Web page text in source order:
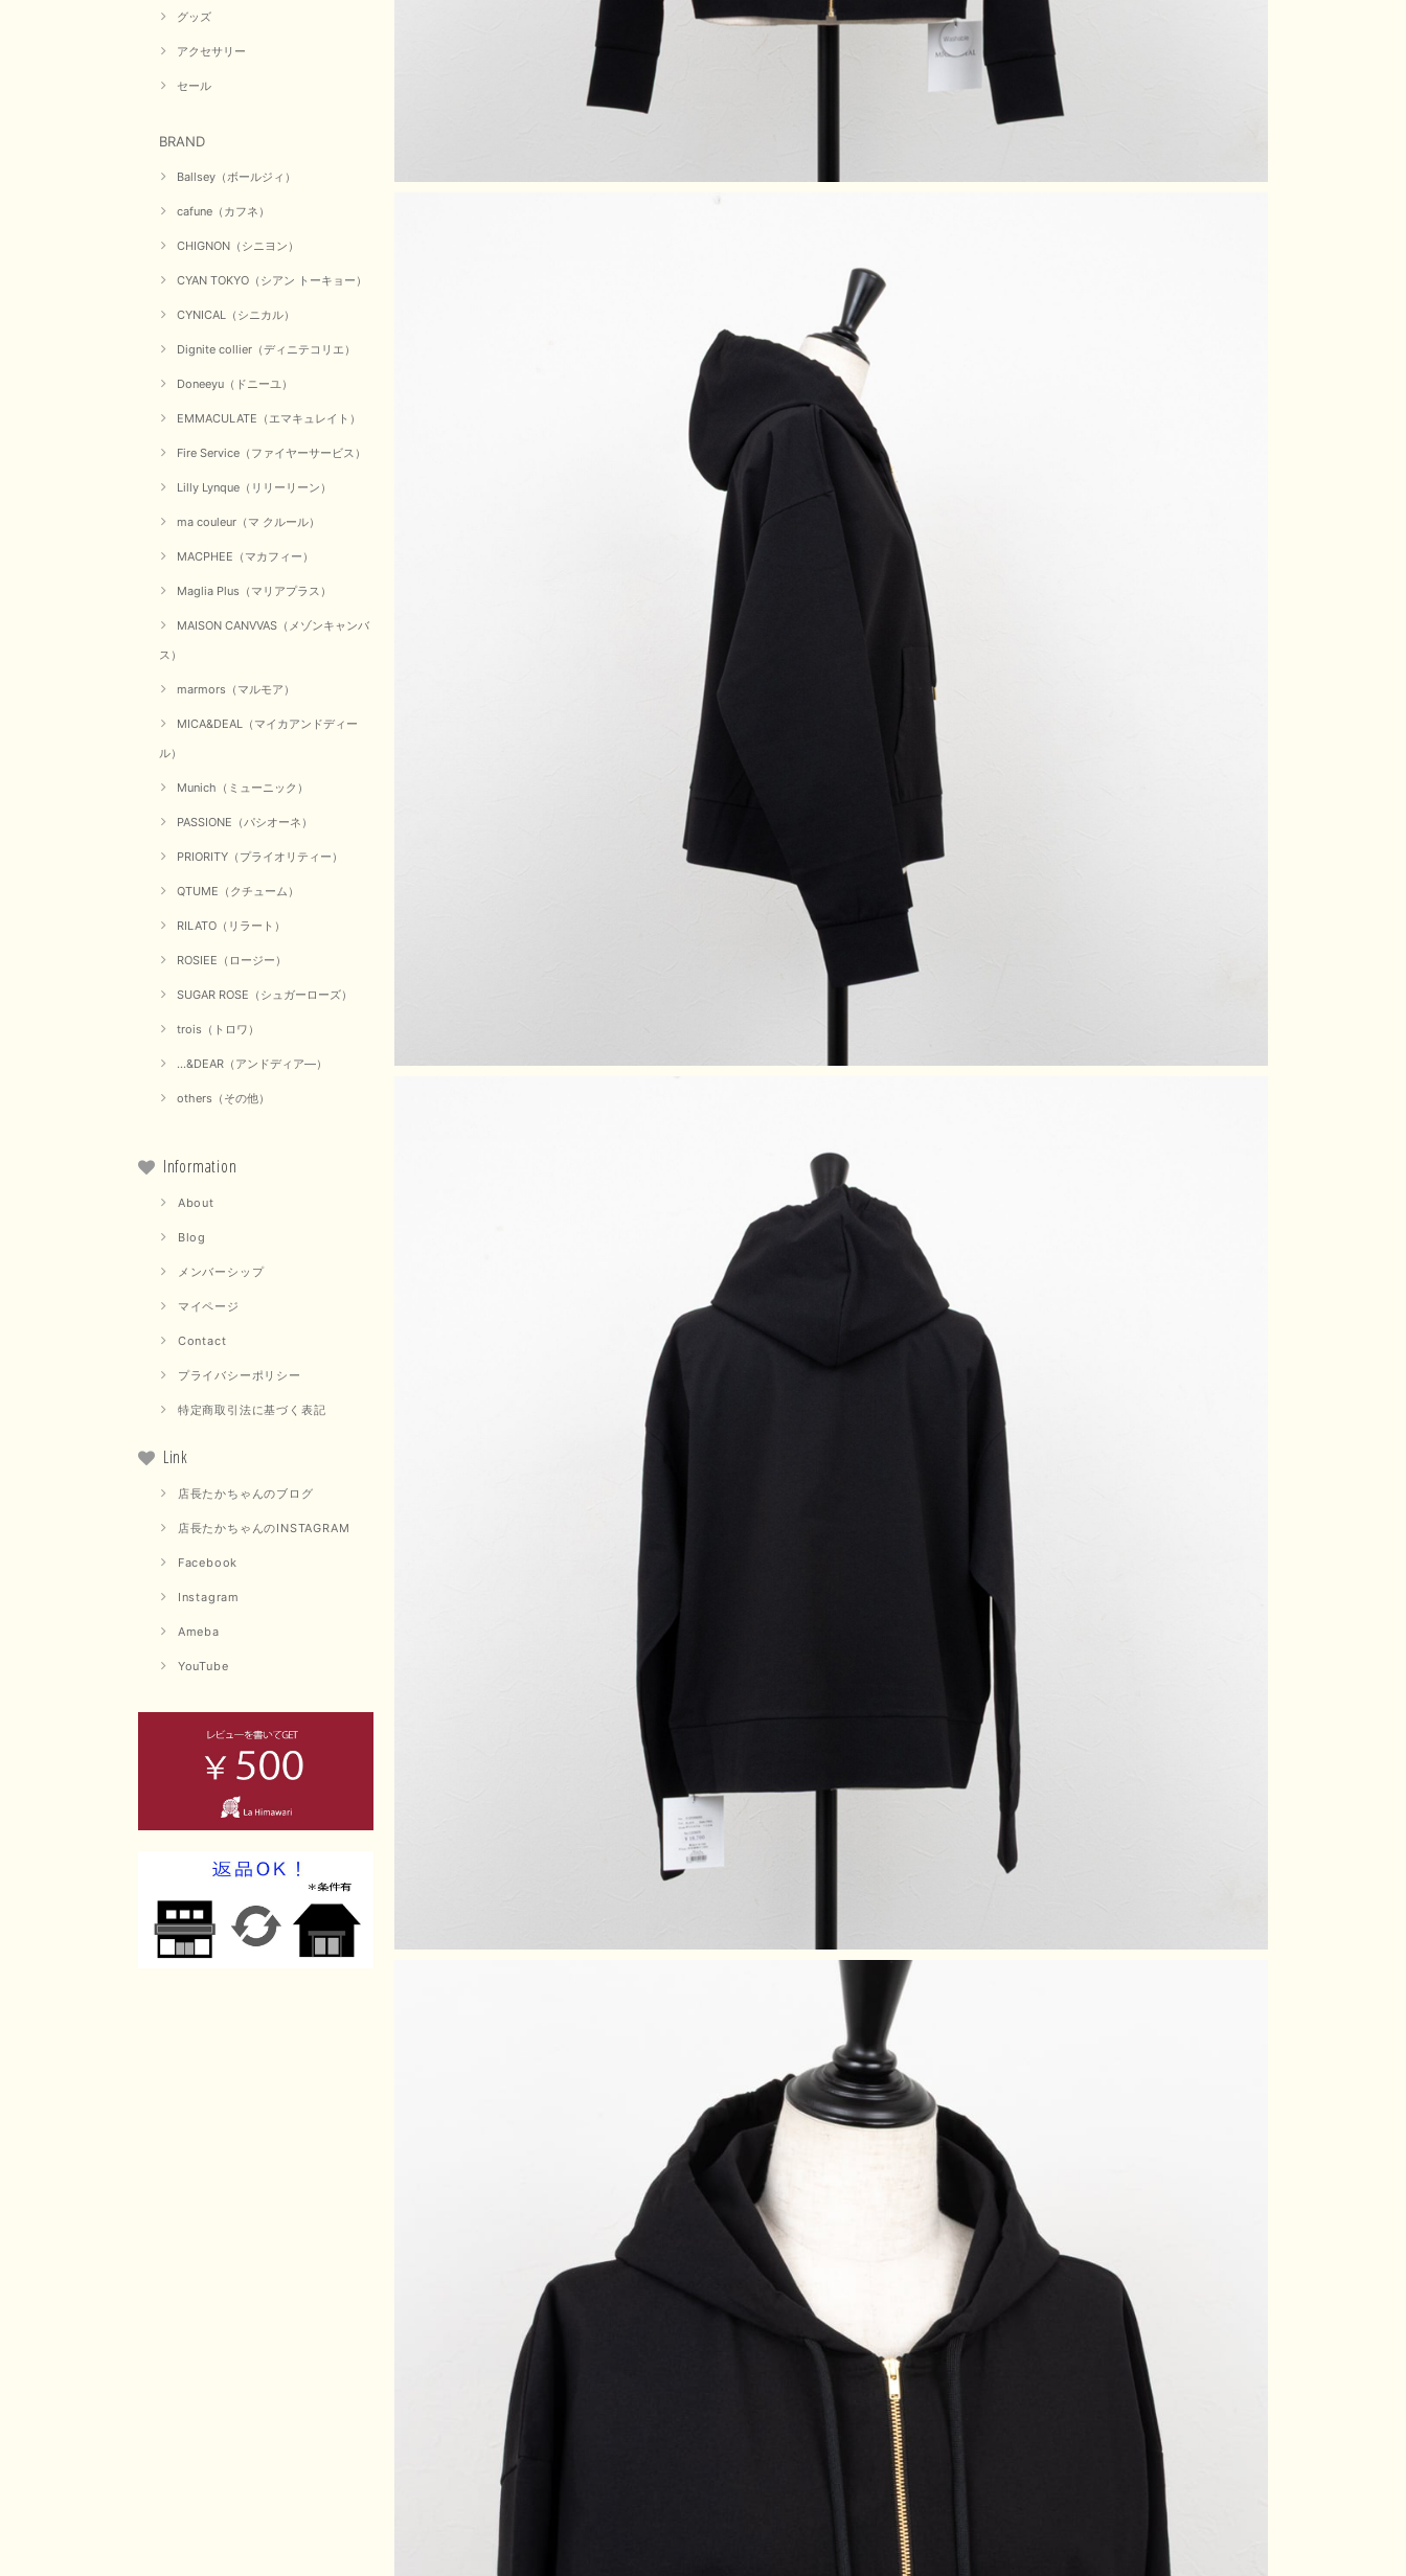
グッズ
アクセサリー
セール
BRAND
Ballsey（ボールジィ）
cafune（カフネ）
CHIGNON（シニヨン）
CYAN TOKYO（シアン トーキョー）
CYNICAL（シニカル）
Dignite collier（ディニテコリエ）
Doneeyu（ドニーユ）
EMMACULATE（エマキュレイト）
Fire Service（ファイヤーサービス）
Lilly Lynque（リリーリーン）
ma couleur（マ クルール）
MACPHEE（マカフィー）
Maglia Plus（マリアプラス）
MAISON CANVVAS（メゾンキャンバ
ス）
marmors（マルモア）
MICA&DEAL（マイカアンドディー
ル）
Munich（ミューニック）
PASSIONE（パシオーネ）
PRIORITY（プライオリティー）
QTUME（クチューム）
RILATO（リラート）
ROSIEE（ロージー）
SUGAR ROSE（シュガーローズ）
trois（トロワ）
...&DEAR（アンドディア―）
others（その他）
Information
About
Blog
メンバーシップ
マイページ
Contact
プライバシーポリシー
特定商取引法に基づく表記
Link
店長たかちゃんのブログ
店長たかちゃんのINSTAGRAM
Facebook
Instagram
Ameba
YouTube